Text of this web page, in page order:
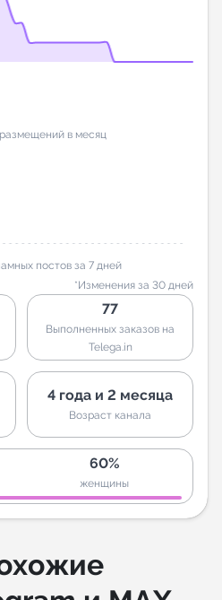
в месяц
постов за 7 дней
*Изменения за 30 дней
77
Выполненных заказов на
Telega.in
4 года и 2 месяца
Возраст канала
60%
женщины